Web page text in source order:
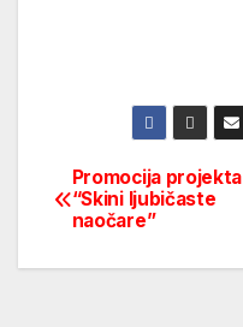
Post
navigation
Promocija projekta
“Skini ljubičaste
naočare”